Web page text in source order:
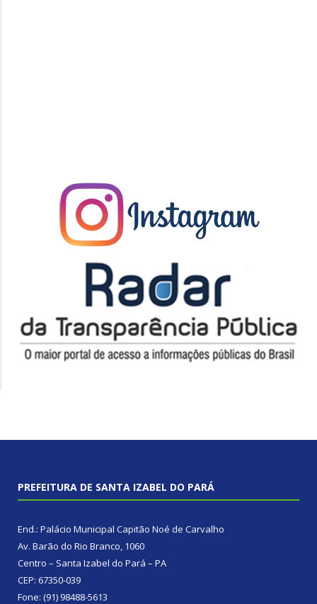
PREFEITURA DE SANTA IZABEL DO PARÁ
End.: Palácio Municipal Capitão Noé de Carvalho
Av. Barão do Rio Branco, 1060
Centro – Santa Izabel do Pará – PA
CEP: 67350-039
Fone: (91) 98488-5613